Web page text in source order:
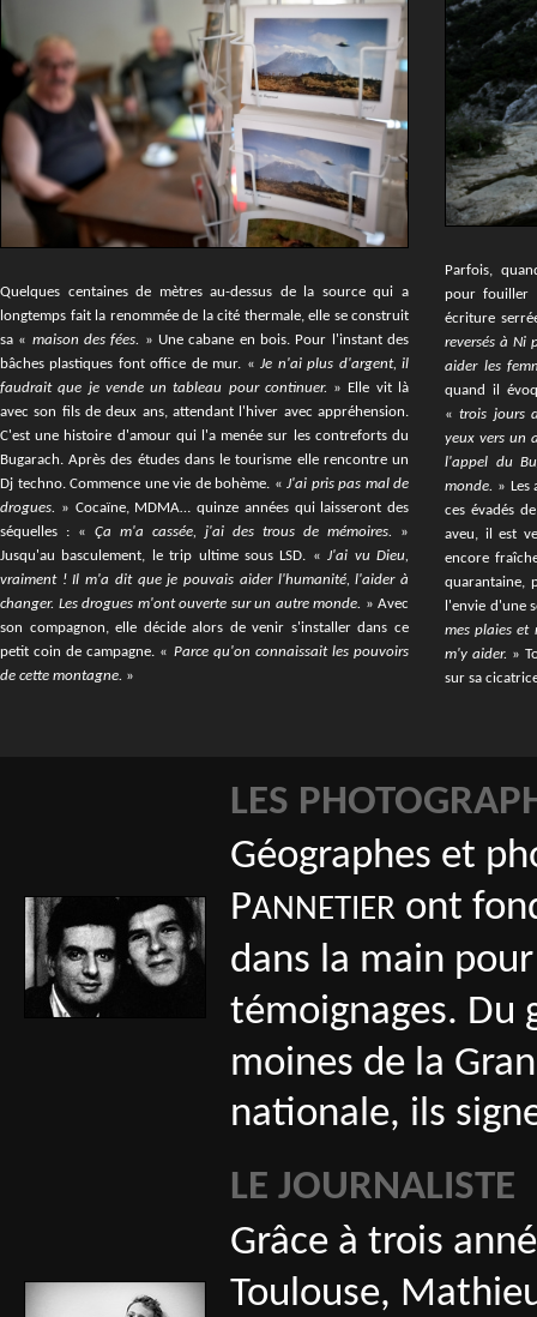
Quelques centaines de mètres au-dessus de la source qui a
longtemps fait la renommée de la cité thermale, elle se construit
sa « maison des fées. » Une cabane en bois. Pour l'instant des
bâches plastiques font office de mur. « Je n'ai plus d'argent, il
faudrait que je vende un tableau pour continuer. » Elle vit là
avec son fils de deux ans, attendant l'hiver avec appréhension.
C'est une histoire d'amour qui l'a menée sur les contreforts du
Bugarach. Après des études dans le tourisme elle rencontre un
Dj techno. Commence une vie de bohème. « J'ai pris pas mal de
drogues. » Cocaïne, MDMA… quinze années qui laisseront des
séquelles : « Ça m'a cassée, j'ai des trous de mémoires. »
Jusqu'au basculement, le trip ultime sous LSD. « J'ai vu Dieu,
vraiment ! Il m'a dit que je pouvais aider l'humanité, l'aider à
changer. Les drogues m'ont ouverte sur un autre monde. » Avec
son compagnon, elle décide alors de venir s'installer dans ce
petit coin de campagne. « Parce qu'on connaissait les pouvoirs
de cette montagne. »
Parfois,
pour fouiller
écriture
reversés à Ni
aider les
quand il
« trois jours
yeux vers un
l'appel du
monde. » Les
ces évadés
aveu, il est
encore
quarantaine,
l'envie d'une
mes plaies et
m'y aider. »
sur sa
LES
Géographes et
PANNETIER ont
dans la main
témoignages. Du
moines de la
nationale, ils
LE JOURNALISTE
Grâce à trois
Toulouse,